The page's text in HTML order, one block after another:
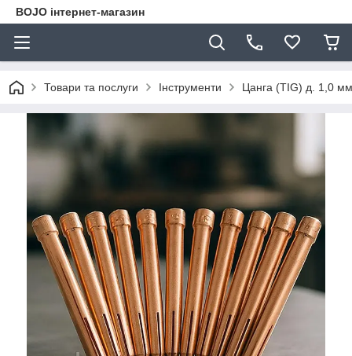
BOJO інтернет-магазин
Товари та послуги Інструменти Цанга (TIG) д. 1,0